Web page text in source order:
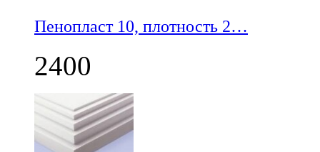
Пенопласт 10, плотность 2…
2400